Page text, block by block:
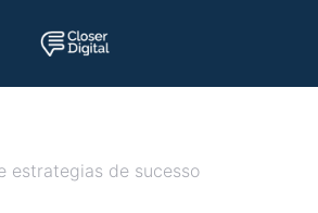
estrategias de sucesso